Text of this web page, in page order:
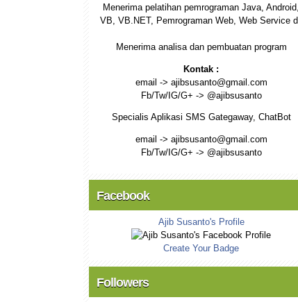
Menerima pelatihan pemrograman Java, Android,
VB, VB.NET, Pemrograman Web, Web Service dll
Menerima analisa dan pembuatan program
Kontak :
email -> ajibsusanto@gmail.com
Fb/Tw/IG/G+ -> @ajibsusanto
Specialis Aplikasi SMS Gategaway, ChatBot
email -> ajibsusanto@gmail.com
Fb/Tw/IG/G+ -> @ajibsusanto
Facebook
Ajib Susanto's Profile
Create Your Badge
Followers